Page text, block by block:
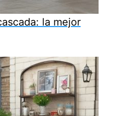
la mejor